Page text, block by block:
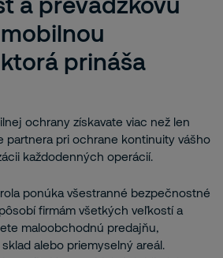
prináša
ochrany získavate viac než len
partnera pri ochrane kontinuity vášho
každodenných operácií.
ponúka všestranné bezpečnostné
firmám všetkých veľkostí a
maloobchodnú predajňu,
alebo priemyselný areál.